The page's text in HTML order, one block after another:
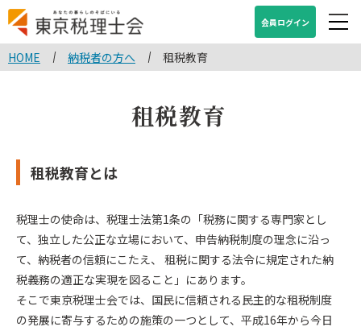
会員ログイン
HOME 納税者の方へ 租税教育
租税教育
租税教育とは
税理士の使命は、税理士法第1条の「税務に関する専門家とし
て、独立した公正な立場において、申告納税制度の理念に沿っ
て、納税者の信頼にこたえ、 租税に関する法令に規定された納
税義務の適正な実現を図ること」にあります。
そこで東京税理士会では、国民に信頼される民主的な租税制度
の発展に寄与するための施策の一つとして、平成16年から今日